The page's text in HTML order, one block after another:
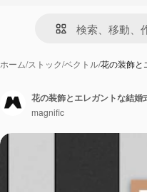
ホーム/ストック/ベクトル/花の装飾と
花の装飾とエレガントな結婚
magnific